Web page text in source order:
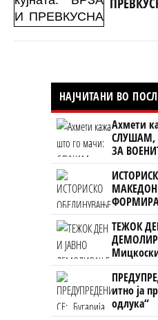
НАЈЧИТАНИ ВО
Ахмети
СЛУШАМ,
ЗА
УЧК...
ТЕЖОК
човекот
ништо,
итно ја
одлука“